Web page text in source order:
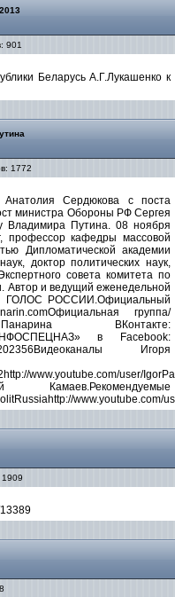
901
Беларусь А.Г.Лукашенко к
1772
Анатолия Сердюкова с поста
министра Обороны РФ Сергея
Владимира Путина. 08 ноября
кафедры массовой
Дипломатической академии
доктор политических наук,
совета комитета по
и ведущий еженедельной
РОССИИ.Официальный
группа/
ВКонтакте:
в Facebook:
Игоря
www.youtube.com/user/
www.youtube.com/